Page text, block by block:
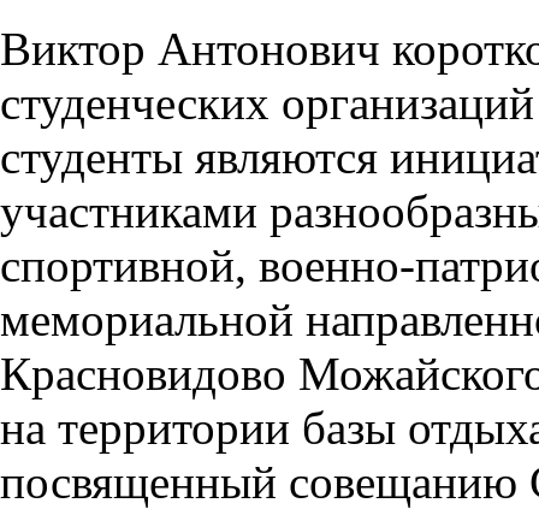
Виктор Антонович
студенческих
студенты являются
участниками
спортивной, военно-
мемориальной
Красновидово
на территории базы
посвященный совещанию